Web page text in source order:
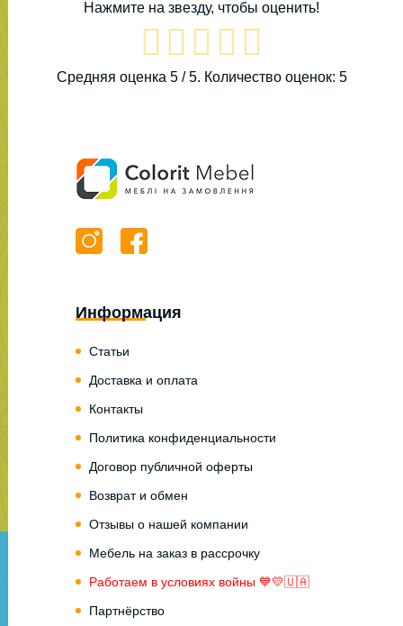
Нажмите на звезду, чтобы оценить!
Средняя оценка 5/ 5. Количество оценок: 5
Информация
Статьи
Доставка и оплата
Контакты
Политика конфиденциальности
Договор публичной оферты
Возврат и обмен
Отзывы о нашей компании
Мебель на заказ в рассрочку
Работаем в условиях войны 💙💛🇺🇦
Партнёрство